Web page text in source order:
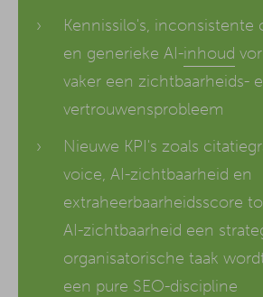
Kennissilo's,
en generieke AI-inhoud
vaker een zichtbaarheids-
vertrouwensprobleem
Nieuwe KPI's zoals
voice, AI-zichtbaarheid en
extraheerbaarheidsscore
AI-zichtbaarheid een
organisatorische taak
een pure SEO-discipline